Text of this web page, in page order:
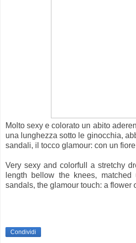
Molto sexy e colorato un abito
una lunghezza sotto le ginocchia,
sandali, il tocco glamour: con un
Very sexy and colorfull a stretchy
length bellow the knees,
sandals, the glamour touch: a flower
Condividi